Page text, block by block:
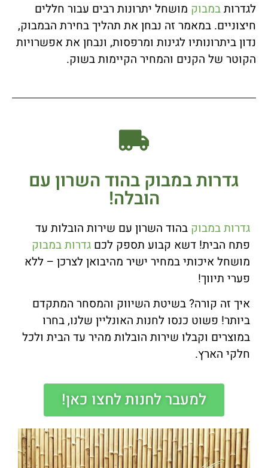
לגדרותבמבוק מושחל יתרונות רבים עבור חללים
חיצוניים. במאמר זה נבחן את תהליך בחירת הבמבוק,
נדון ביתרונותיו לגינות ומרפסות, ונבחן את אפשרויות
הקוטר של הקנים והמחיר הקיימות בשוק.
גדרות במבוק בהוד השרון עם
הובלה!
גדרות במבוק בהוד השרון עם שירות הובלות עד
פתח הבית! דשא קבוע תספק לכם גדרות במבוק
מושחל איכותי במחיר ישיר מהיבואן לצרכן – ללא
פערי תיווך!
איך זה קורה? בשיטת השיווק והמסחר המתקדם
ביותר! פשוט כנסו לחנות האונליין שלנו, בחרו
במוצרים וקבלו שירות הובלות מהיר עד הבית ולכל
חלקי הארץ.
למעבר לחנות לחצו כאן!